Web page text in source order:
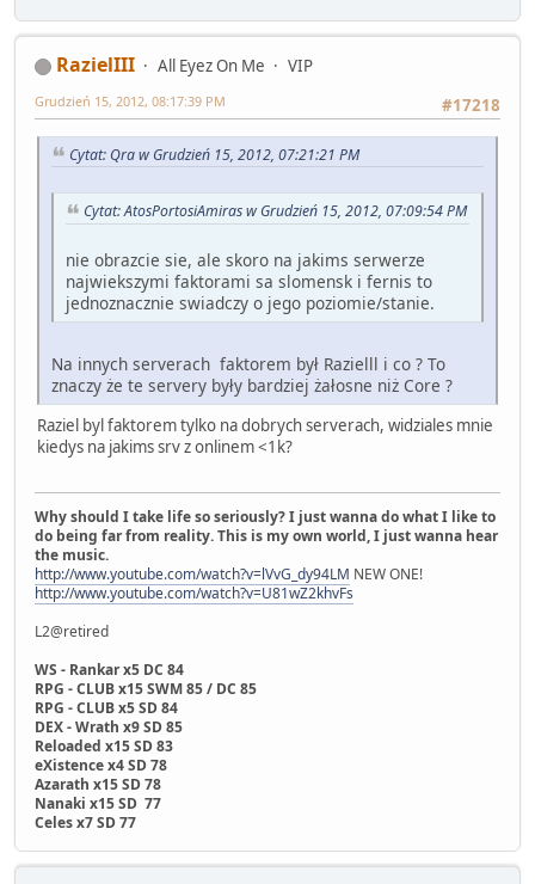
RazielIII All Eyez On Me
VIP
#17218
Grudzień 15, 2012, 08:17:39 PM
Cytat: Qra w Grudzień 15, 2012, 07:21:21 PM
Cytat: AtosPortosiAmiras w Grudzień 15, 2012, 07:09:54 PM
nie obrazcie sie, ale skoro na jakims serwerze
najwiekszymi faktorami sa slomensk i fernis to
jednoznacznie swiadczy o jego poziomie/stanie.
Na innych serverach faktorem był Razielll i co ? To
znaczy że te servery były bardziej żałosne niż Core ?
Raziel byl faktorem tylko na dobrych serverach, widziales mnie
kiedys na jakims srv z onlinem <1k?
Why should I take life so seriously? I just wanna do what I like to
do being far from reality. This is my own world, I just wanna hear
the music.
http://www.youtube.com/watch?v=lVvG_dy94LM NEW ONE!
http://www.youtube.com/watch?v=U81wZ2khvFs
L2@retired
WS - Rankar x5 DC 84
RPG - CLUB x15 SWM 85 / DC 85
RPG - CLUB x5 SD 84
DEX - Wrath x9 SD 85
Reloaded x15 SD 83
eXistence x4 SD 78
Azarath x15 SD 78
Nanaki x15 SD 77
Celes x7 SD 77